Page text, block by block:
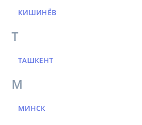
КИШИНЁВ
Т
ТАШКЕНТ
М
МИНСК